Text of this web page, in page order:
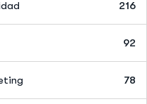
216
92
78